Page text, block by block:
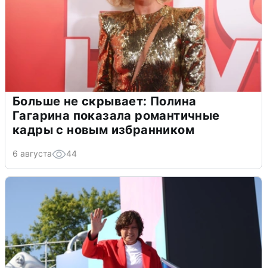
Больше не скрывает: Полина
Гагарина показала романтичные
кадры с новым избранником
6 августа 44